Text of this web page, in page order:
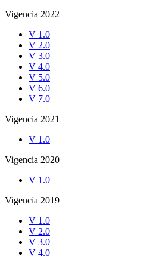
Vigencia 2022
V 1.0
V 2.0
V 3.0
V 4.0
V 5.0
V 6.0
V 7.0
Vigencia 2021
V 1.0
Vigencia 2020
V 1.0
Vigencia 2019
V 1.0
V 2.0
V 3.0
V 4.0